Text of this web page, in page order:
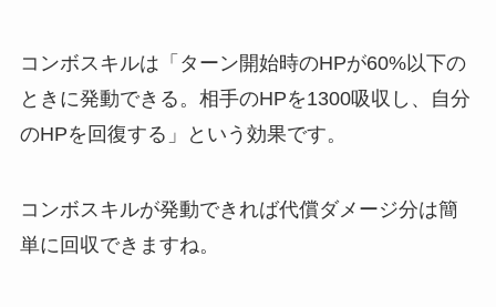
コンボスキルは「ターン開始時のHPが60%以下の
ときに発動できる。相手のHPを1300吸収し、自分
のHPを回復する」という効果です。
コンボスキルが発動できれば代償ダメージ分は簡
単に回収できますね。